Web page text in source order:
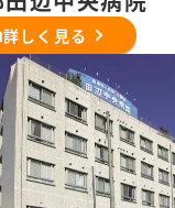
詳しく見る